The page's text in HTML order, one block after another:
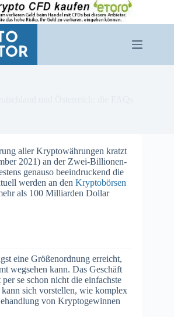
aller Kryptowährungen kratzt
2021) an der Zwei-Billionen-
genauso beeindruckend die
werden an den Kryptobörsen
als 100 Milliarden Dollar
eine Größenordnung erreicht,
wegsehen kann. Das Geschäft
se schon nicht die einfachste
sich vorstellen, wie komplex
von Kryptogewinnen